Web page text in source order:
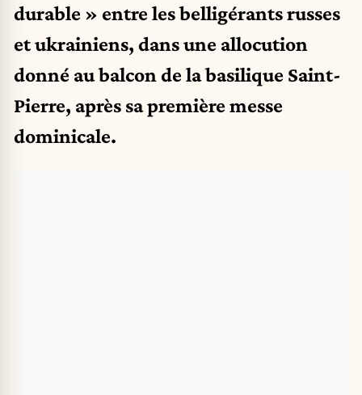
durable » entre les belligérants russes
et ukrainiens, dans une allocution
donné au balcon de la basilique Saint-
Pierre, après sa première messe
dominicale.